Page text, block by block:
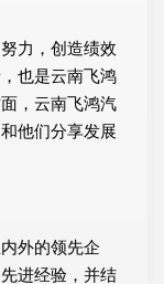
力，创造绩效
也是云南飞鸿
，云南飞鸿汽
他们分享发展
外的领先企
进经验，并结